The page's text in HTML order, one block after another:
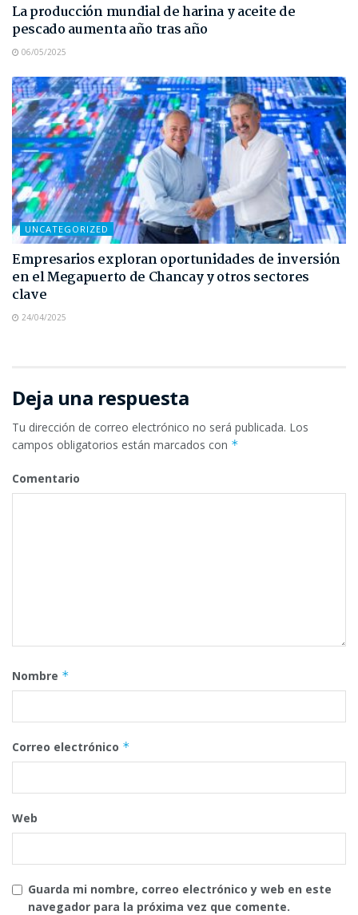
La producción mundial de harina y aceite de
pescado aumenta año tras año
06/05/2025
UNCATEGORIZED
Empresarios exploran oportunidades de inversión
en el Megapuerto de Chancay y otros sectores
clave
24/04/2025
Deja una respuesta
Tu dirección de correo electrónico no será publicada. Los
campos obligatorios están marcados con *
Comentario
Nombre *
Correo electrónico *
Web
Guarda mi nombre, correo electrónico y web en este
navegador para la próxima vez que comente.